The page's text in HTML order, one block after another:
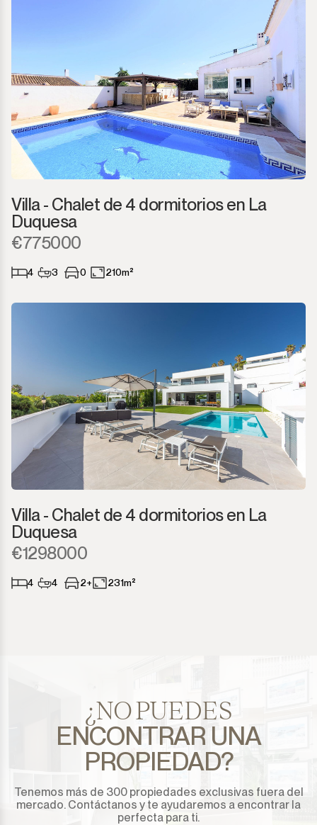
Villa - Chalet de 4 dormitorios en La
Duquesa
€775000
4 3 0 210m²
Villa - Chalet de 4 dormitorios en La
Duquesa
€1298000
4 4 2+ 231m²
¿NO PUEDES
ENCONTRAR UNA
PROPIEDAD?
Tenemos más de 300 propiedades exclusivas fuera del
mercado. Contáctanos y te ayudaremos a encontrar la
perfecta para ti.